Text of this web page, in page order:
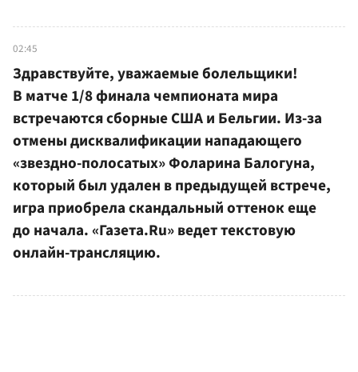
02:45
Здравствуйте, уважаемые болельщики!
В матче 1/8 финала чемпионата мира
встречаются сборные США и Бельгии. Из-за
отмены дисквалификации нападающего
«звездно-полосатых» Фоларина Балогуна,
который был удален в предыдущей встрече,
игра приобрела скандальный оттенок еще
до начала. «Газета.Ru» ведет текстовую
онлайн-трансляцию.